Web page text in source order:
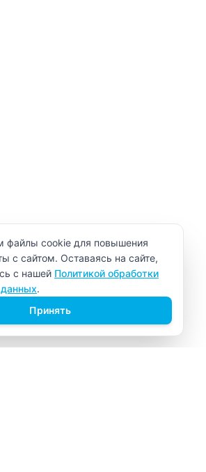
использовании cookie
файлы cookie для повышения
с сайтом. Оставаясь на сайте,
с нашей Политикой обработки
.
Принять